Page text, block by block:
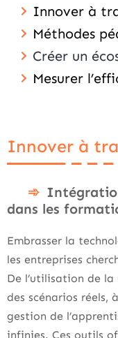
Innover à
Méthodes
Créer un
Mesurer
Innover à
dans les
Embrasser la
les entreprises
De l’utilisation de
des scénarios réels,
gestion de
infinies. Ces outils